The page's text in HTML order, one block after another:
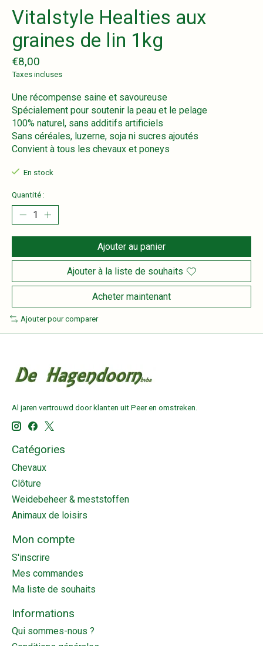
Vitalstyle Healties aux
graines de lin 1kg
€8,00
Taxes incluses
Une récompense saine et savoureuse
Spécialement pour soutenir la peau et le pelage
100% naturel, sans additifs artificiels
Sans céréales, luzerne, soja ni sucres ajoutés
Convient à tous les chevaux et poneys
En stock
Quantité :
Ajouter au panier
Ajouter à la liste de souhaits
Acheter maintenant
Ajouter pour comparer
Al jaren vertrouwd door klanten uit Peer en omstreken.
Catégories
Chevaux
Clôture
Weidebeheer & meststoffen
Animaux de loisirs
Mon compte
S'inscrire
Mes commandes
Ma liste de souhaits
Informations
Qui sommes-nous ?